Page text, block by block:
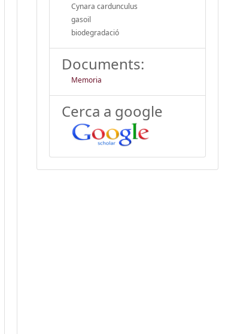
Cynara cardunculus
gasoil
biodegradació
Documents:
Memoria
Cerca a google